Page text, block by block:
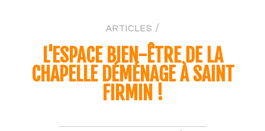
ARTICLES /
L'ESPACE BIEN-ÊTRE DE LA
CHAPELLE DÉMÉNAGE À SAINT
FIRMIN !